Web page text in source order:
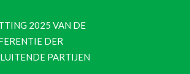
2025 VAN DE
DER
PARTIJEN